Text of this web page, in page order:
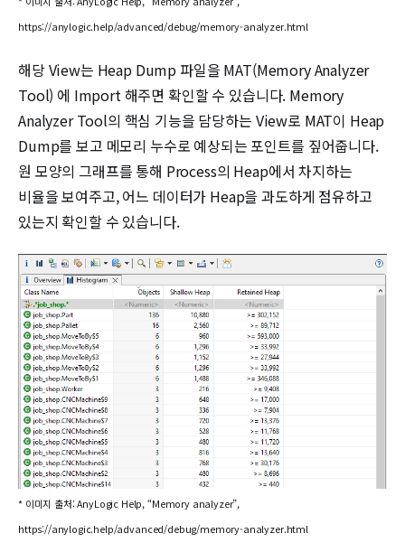
https://anylogic.help/advanced/debug/memory-analyzer.html
해당 View는 Heap Dump 파일을 MAT(Memory Analyzer
Tool) 에 Import 해주면 확인할 수 있습니다. Memory
Analyzer Tool의 핵심 기능을 담당하는 View로 MAT이 Heap
Dump를 보고 메모리 누수로 예상되는 포인트를 짚어줍니다.
원 모양의 그래프를 통해 Process의 Heap에서 차지하는
비율을 보여주고, 어느 데이터가 Heap을 과도하게 점유하고
있는지 확인할 수 있습니다.
* 이미지 출처: AnyLogic Help, “Memory analyzer”,
https://anylogic.help/advanced/debug/memory-analyzer.html